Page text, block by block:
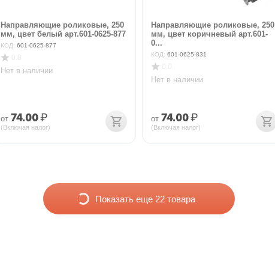
Направляющие роликовые, 250
мм, цвет белый арт.601-0625-877
КОД: 601-0625-877
Нет в наличии
от 74.00₽
(Включая налог)
Направляющие роликовые, 250
мм, цвет коричневый арт.601-
0...
КОД: 601-0625-831
Нет в наличии
от 74.00₽
(Включая налог)
Показать еще 22 товара